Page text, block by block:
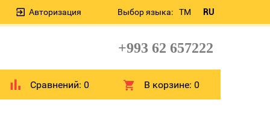
Выбор языка: TM RU
Авторизация
+993 62 657222
Сравнений: 0 В корзине:0